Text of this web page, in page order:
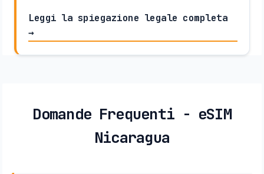
Leggi la spiegazione legale completa
→
Domande Frequenti - eSIM
Nicaragua